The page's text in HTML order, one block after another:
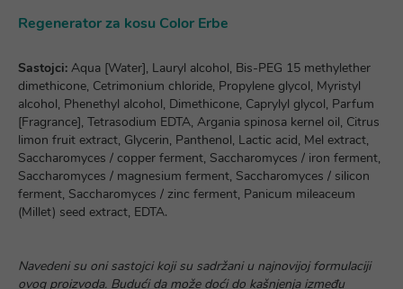
Regenerator za kosu Color Erbe
Sastojci: Aqua [Water], Lauryl alcohol, Bis-PEG 15 methylether
dimethicone, Cetrimonium chloride, Propylene glycol, Myristyl
alcohol, Phenethyl alcohol, Dimethicone, Caprylyl glycol, Parfum
[Fragrance], Tetrasodium EDTA, Argania spinosa kernel oil, Citrus
limon fruit extract, Glycerin, Panthenol, Lactic acid, Mel extract,
Saccharomyces / copper ferment, Saccharomyces / iron ferment,
Saccharomyces / magnesium ferment, Saccharomyces / silicon
ferment, Saccharomyces / zinc ferment, Panicum mileaceum
(Millet) seed extract, EDTA.
Navedeni su oni sastojci koji su sadržani u najnovijoj formulaciji
ovog proizvoda. Budući da može doći do kašnjenja između